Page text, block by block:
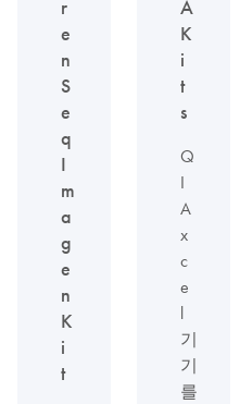
r
e
n
S
e
q
I
m
a
g
e
n
K
i
t
A
K
i
t
s
Q
I
A
x
c
e
l
기
기
를